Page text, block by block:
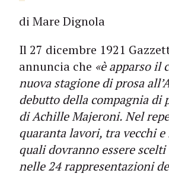
di Mare Dignola
Il 27 dicembre 1921
annuncia che «è apparso il
nuova stagione di prosa
debutto della compagnia di
di Achille Majeroni. Nel
quaranta lavori, tra vecchi
quali dovranno essere
nelle 24 rappresentazioni